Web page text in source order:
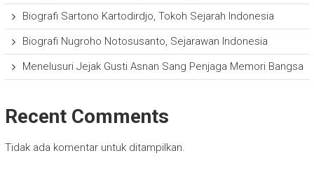
Biografi Sartono Kartodirdjo, Tokoh Sejarah Indonesia
Biografi Nugroho Notosusanto, Sejarawan Indonesia
Menelusuri Jejak Gusti Asnan Sang Penjaga Memori Bangsa
Recent Comments
Tidak ada komentar untuk ditampilkan.